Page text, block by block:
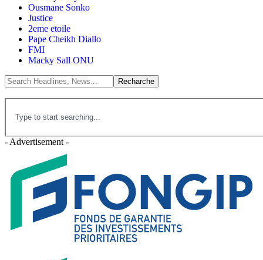
Ousmane Sonko
Justice
2eme etoile
Pape Cheikh Diallo
FMI
Macky Sall ONU
- Advertisement -